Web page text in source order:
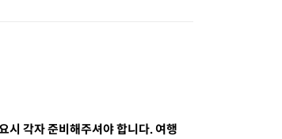
시 각자 준비해주셔야 합니다. 여행